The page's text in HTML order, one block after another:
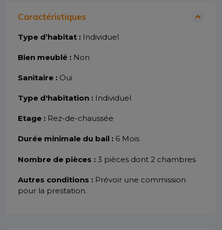
Caractéristiques
Type d’habitat : Individuel
Bien meublé : Non
Sanitaire : Oui
Type d'habitation : Individuel
Etage : Rez-de-chaussée
Durée minimale du bail : 6 Mois
Nombre de pièces : 3 pièces dont 2 chambres
Autres conditions : Prévoir une commission
pour la prestation.